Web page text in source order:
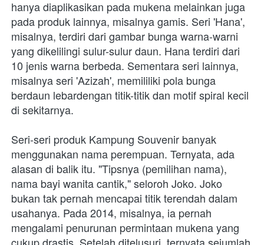
hanya diaplikasikan pada mukena melainkan juga
pada produk lainnya, misalnya gamis. Seri 'Hana',
misalnya, terdiri dari gambar bunga warna-warni
yang dikelilingi sulur-sulur daun. Hana terdiri dari
10 jenis warna berbeda. Sementara seri lainnya,
misalnya seri 'Azizah', memililiki pola bunga
berdaun lebardengan titik-titik dan motif spiral kecil
di sekitarnya.
Seri-seri produk Kampung Souvenir banyak
menggunakan nama perempuan. Ternyata, ada
alasan di balik itu. "Tipsnya (pemilihan nama),
nama bayi wanita cantik," seloroh Joko. Joko
bukan tak pernah mencapai titik terendah dalam
usahanya. Pada 2014, misalnya, ia pernah
mengalami penurunan permintaan mukena yang
cukup drastis. Setelah ditelusuri, ternyata sejumlah